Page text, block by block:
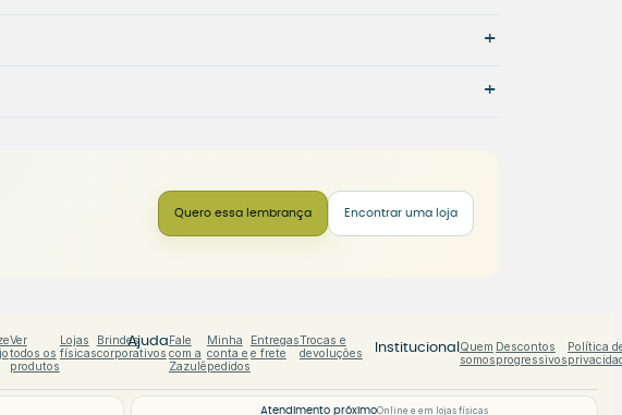
+
+
Quero essa lembrança Encontrar uma loja
Ver
todos os
produtos
Lojas
físicas
Brindes
corporativos
AjudaFale
com a
Zazulê
Minha
conta e
pedidos
Entregas
e frete
Trocas e
devoluções
Institucional Quem
somos
Descontos
progressivos
Política
Atendimento próximoOnline e em lojas físicas